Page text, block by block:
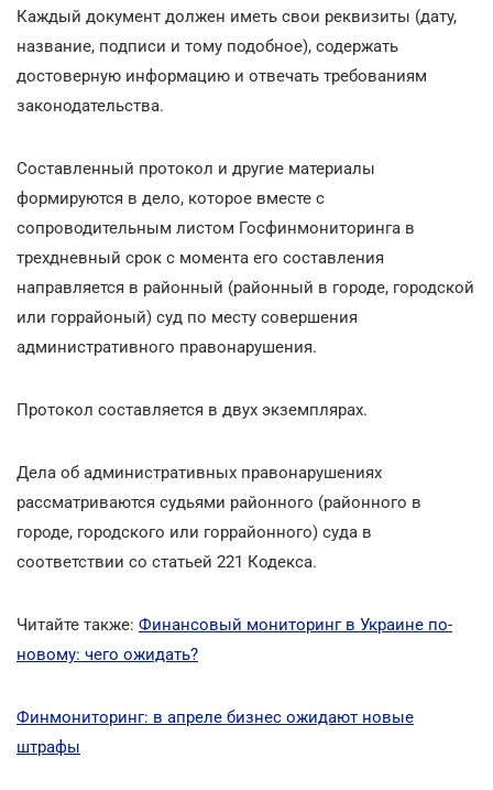
Каждый документ должен иметь свои реквизиты (дату,
название, подписи и тому подобное), содержать
достоверную информацию и отвечать требованиям
законодательства.
Составленный протокол и другие материалы
формируются в дело, которое вместе с
сопроводительным листом Госфинмониторинга в
трехдневный срок с момента его составления
направляется в районный (районный в городе, городской
или горрайоный) суд по месту совершения
административного правонарушения.
Протокол составляется в двух экземплярах.
Дела об административных правонарушениях
рассматриваются судьями районного (районного в
городе, городского или горрайонного) суда в
соответствии со статьей 221 Кодекса.
Читайте также: Финансовый мониторинг в Украине по-
новому: чего ожидать?
Финмониторинг: в апреле бизнес ожидают новые
штрафы